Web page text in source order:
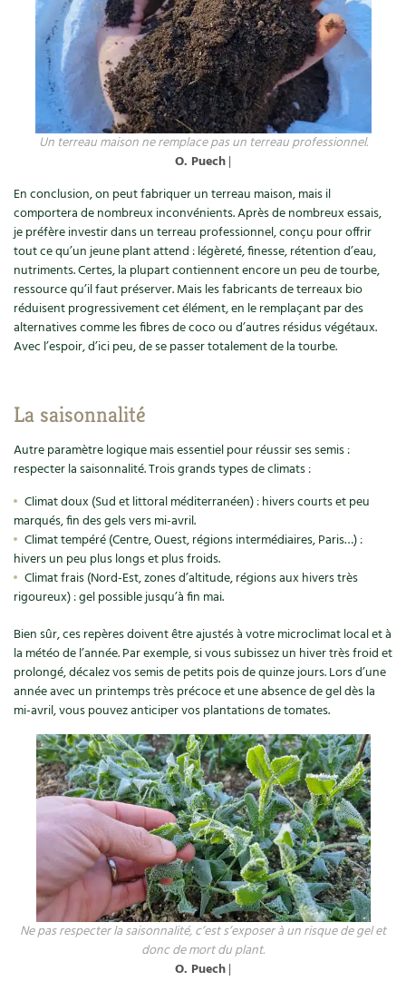
Un terreau maison ne remplace pas un terreau professionnel.
O. Puech|
En conclusion, on peut fabriquer un terreau maison, mais il
comportera de nombreux inconvénients. Après de nombreux essais,
je préfère investir dans un terreau professionnel, conçu pour offrir
tout ce qu’un jeune plant attend : légèreté, finesse, rétention d’eau,
nutriments. Certes, la plupart contiennent encore un peu de tourbe,
ressource qu’il faut préserver. Mais les fabricants de terreaux bio
réduisent progressivement cet élément, en le remplaçant par des
alternatives comme les fibres de coco ou d’autres résidus végétaux.
Avec l’espoir, d’ici peu, de se passer totalement de la tourbe.
La saisonnalité
Autre paramètre logique mais essentiel pour réussir ses semis :
respecter la saisonnalité. Trois grands types de climats :
Climat doux (Sud et littoral méditerranéen) : hivers courts et peu
marqués, fin des gels vers mi-avril.
Climat tempéré (Centre, Ouest, régions intermédiaires, Paris…) :
hivers un peu plus longs et plus froids.
Climat frais (Nord-Est, zones d’altitude, régions aux hivers très
rigoureux) : gel possible jusqu’à fin mai.
Bien sûr, ces repères doivent être ajustés à votre microclimat local et à
la météo de l’année. Par exemple, si vous subissez un hiver très froid et
prolongé, décalez vos semis de petits pois de quinze jours. Lors d’une
année avec un printemps très précoce et une absence de gel dès la
mi-avril, vous pouvez anticiper vos plantations de tomates.
Ne pas respecter la saisonnalité, c’est s’exposer à un risque de gel et
donc de mort du plant.
O. Puech|